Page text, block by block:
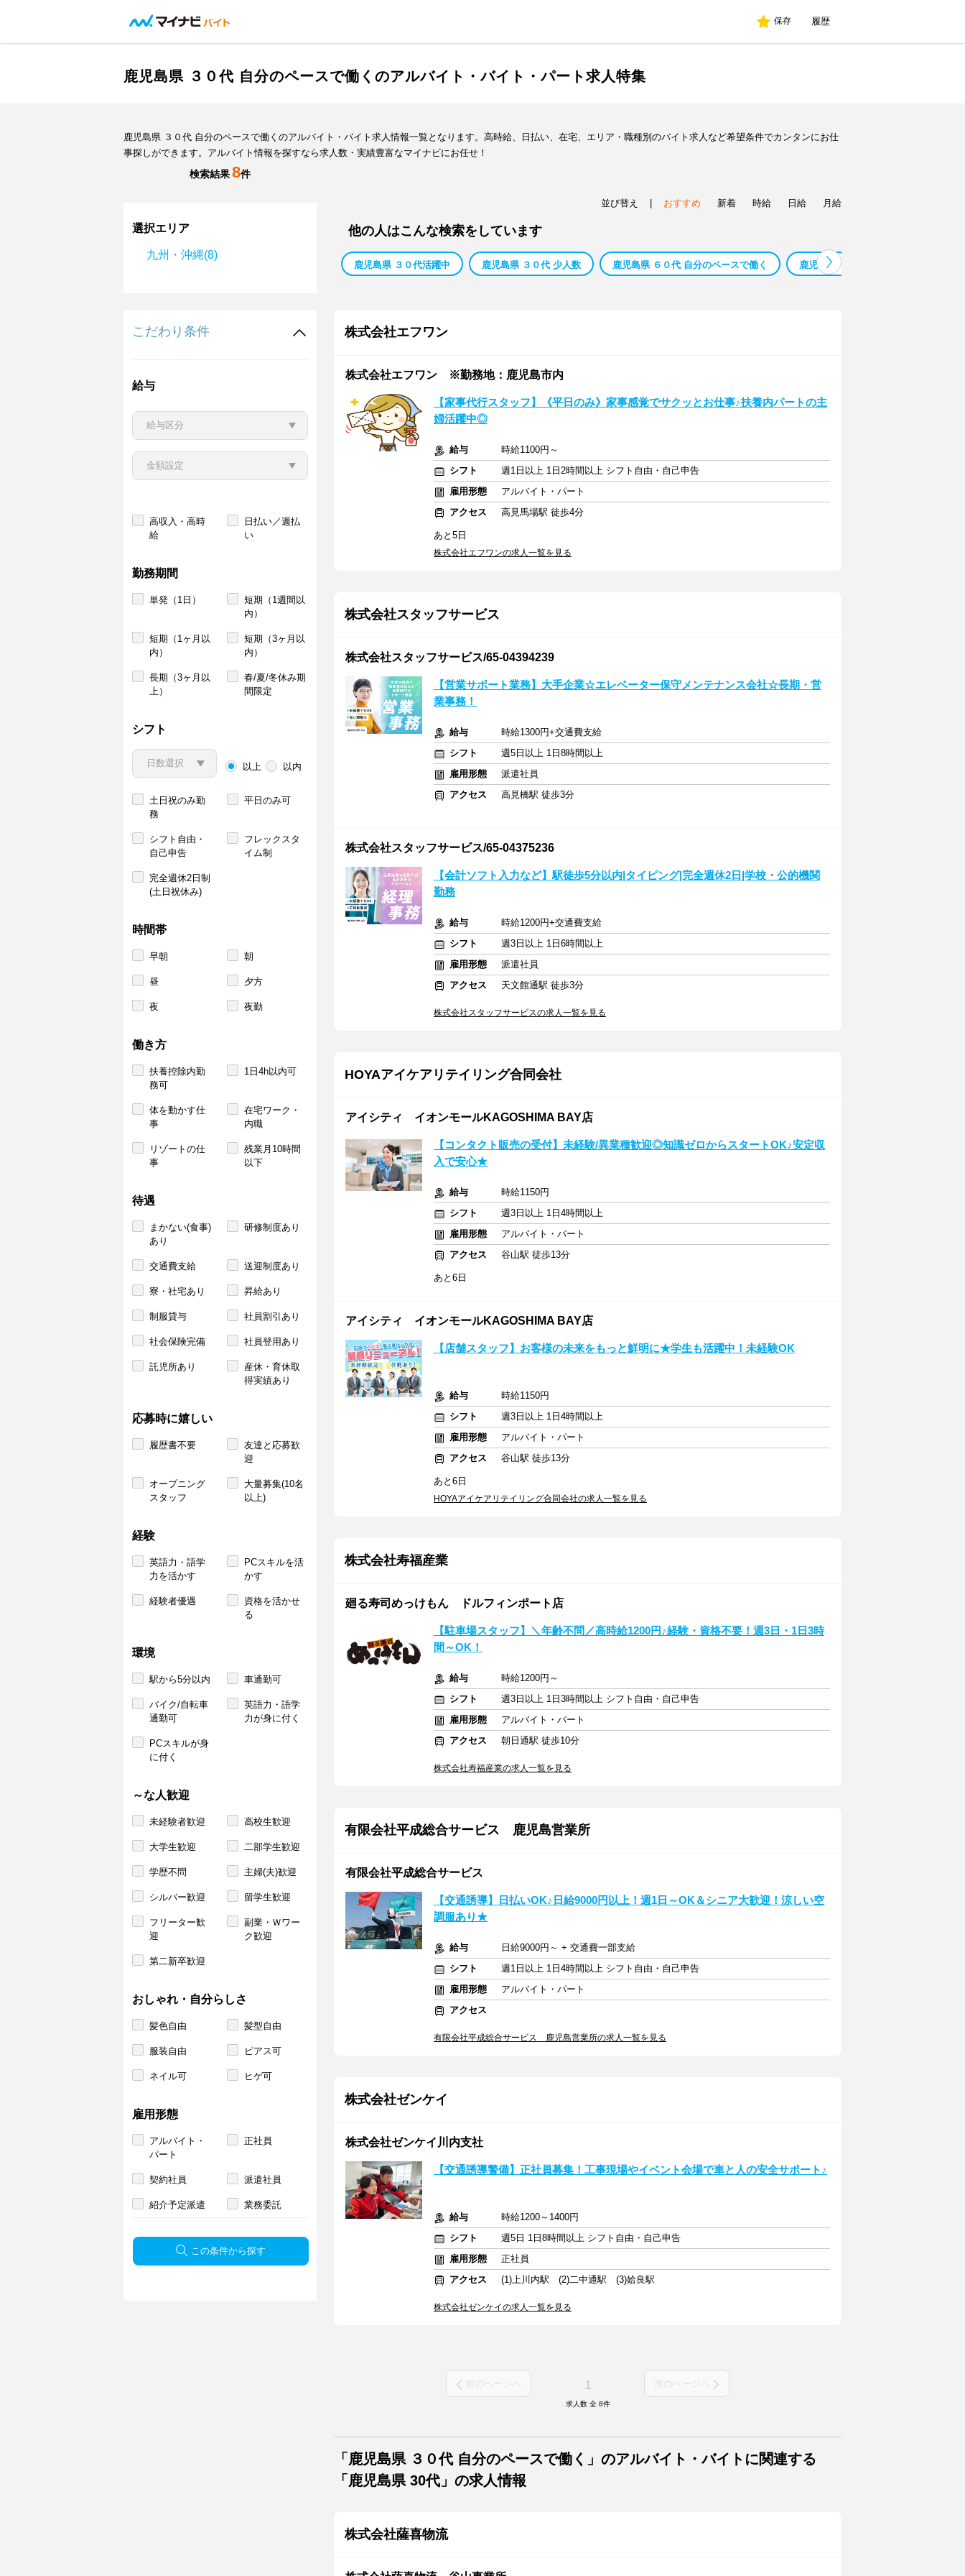
保存 履歴
鹿児島県 ３０代 自分のペースで働くのアルバイト・バイト・パート求人特集
鹿児島県 ３０代 自分のペースで働くのアルバイト・バイト求人情報一覧となります。高時給、日払い、在宅、エリア・職種別のバイト求人など希望条件でカンタンにお仕
事探しができます。アルバイト情報を探すなら求人数・実績豊富なマイナビにお任せ！
検索結果8件
選択エリア
九州・沖縄(8)
こだわり条件
給与
高収入・高時
給
日払い／週払
い
勤務期間
単発（1日）
短期（1週間以
内）
短期（1ヶ月以
内）
短期（3ヶ月以
内）
長期（3ヶ月以
上）
春/夏/冬休み期
間限定
シフト
以上 以内
土日祝のみ勤
務
平日のみ可
シフト自由・
自己申告
フレックスタ
イム制
完全週休2日制
(土日祝休み)
時間帯
早朝 朝
昼 夕方
夜 夜勤
働き方
扶養控除内勤
務可
1日4h以内可
体を動かす仕
事
在宅ワーク・
内職
リゾートの仕
事
残業月10時間
以下
待遇
まかない(食事)
あり
研修制度あり
交通費支給 送迎制度あり
寮・社宅あり 昇給あり
制服貸与 社員割引あり
社会保険完備 社員登用あり
託児所あり
産休・育休取
得実績あり
応募時に嬉しい
履歴書不要
友達と応募歓
迎
オープニング
スタッフ
大量募集(10名
以上)
経験
英語力・語学
力を活かす
PCスキルを活
かす
経験者優遇
資格を活かせ
る
環境
駅から5分以内 車通勤可
バイク/自転車
通勤可
英語力・語学
力が身に付く
PCスキルが身
に付く
～な人歓迎
未経験者歓迎 高校生歓迎
大学生歓迎 二部学生歓迎
学歴不問 主婦(夫)歓迎
シルバー歓迎 留学生歓迎
フリーター歓
迎
副業・Ｗワー
ク歓迎
第二新卒歓迎
おしゃれ・自分らしさ
髪色自由 髪型自由
服装自由 ピアス可
ネイル可 ヒゲ可
雇用形態
アルバイト・
パート
正社員
契約社員 派遣社員
紹介予定派遣 業務委託
この条件から探す
並び替え おすすめ 新着 時給 日給 月給
他の人はこんな検索をしています
鹿児島県 ３０代活躍中 鹿児島県 ３０代 少人数 鹿児島県 ６０代 自分のペースで働く 鹿児島県 ５０代 自分のペースで働く
株式会社エフワン
株式会社エフワン ※勤務地：鹿児島市内
【家事代行スタッフ】《平日のみ》家事感覚でサクッとお仕事♪扶養内パートの主
婦活躍中◎
給与
時給1100円～
シフト
週1日以上 1日2時間以上 シフト自由・自己申告
雇用形態
アルバイト・パート
アクセス
高見馬場駅 徒歩4分
あと5日
株式会社エフワンの求人一覧を見る
株式会社スタッフサービス
株式会社スタッフサービス/65-04394239
【営業サポート業務】大手企業☆エレベーター保守メンテナンス会社☆長期・営
業事務！
給与
時給1300円+交通費支給
シフト
週5日以上 1日8時間以上
雇用形態
派遣社員
アクセス
高見橋駅 徒歩3分
株式会社スタッフサービス/65-04375236
【会計ソフト入力など】駅徒歩5分以内|タイピング|完全週休2日|学校・公的機関
勤務
給与
時給1200円+交通費支給
シフト
週3日以上 1日6時間以上
雇用形態
派遣社員
アクセス
天文館通駅 徒歩3分
株式会社スタッフサービスの求人一覧を見る
HOYAアイケアリテイリング合同会社
アイシティ イオンモールKAGOSHIMA BAY店
【コンタクト販売の受付】未経験/異業種歓迎◎知識ゼロからスタートOK♪安定収
入で安心★
給与
時給1150円
シフト
週3日以上 1日4時間以上
雇用形態
アルバイト・パート
アクセス
谷山駅 徒歩13分
あと6日
アイシティ イオンモールKAGOSHIMA BAY店
【店舗スタッフ】お客様の未来をもっと鮮明に★学生も活躍中！未経験OK
給与
時給1150円
シフト
週3日以上 1日4時間以上
雇用形態
アルバイト・パート
アクセス
谷山駅 徒歩13分
あと6日
HOYAアイケアリテイリング合同会社の求人一覧を見る
株式会社寿福産業
廻る寿司めっけもん ドルフィンポート店
【駐車場スタッフ】＼年齢不問／高時給1200円♪経験・資格不要！週3日・1日3時
間～OK！
給与
時給1200円～
シフト
週3日以上 1日3時間以上 シフト自由・自己申告
雇用形態
アルバイト・パート
アクセス
朝日通駅 徒歩10分
株式会社寿福産業の求人一覧を見る
有限会社平成総合サービス 鹿児島営業所
有限会社平成総合サービス
【交通誘導】日払いOK♪日給9000円以上！週1日～OK＆シニア大歓迎！涼しい空
調服あり★
給与
日給9000円～ + 交通費一部支給
シフト
週1日以上 1日4時間以上 シフト自由・自己申告
雇用形態
アルバイト・パート
アクセス
有限会社平成総合サービス 鹿児島営業所の求人一覧を見る
株式会社ゼンケイ
株式会社ゼンケイ川内支社
【交通誘導警備】正社員募集！工事現場やイベント会場で車と人の安全サポート♪
給与
時給1200～1400円
シフト
週5日 1日8時間以上 シフト自由・自己申告
雇用形態
正社員
アクセス
(1)上川内駅 (2)二中通駅 (3)姶良駅
株式会社ゼンケイの求人一覧を見る
前のページへ 1 次のページへ
求人数 全 8件
「鹿児島県 ３０代 自分のペースで働く」のアルバイト・バイトに関連する
「鹿児島県 30代」の求人情報
株式会社薩喜物流